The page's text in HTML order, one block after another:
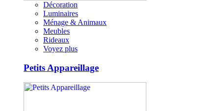
Décoration
Luminaires
Ménage & Animaux
Meubles
Rideaux
Voyez plus
Petits Appareillage